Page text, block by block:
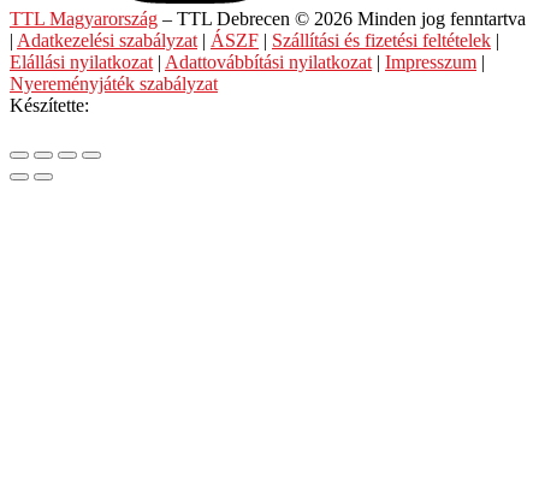
TTL Magyarország – TTL Debrecen © 2026 Minden jog fenntartva
| Adatkezelési szabályzat | ÁSZF | Szállítási és fizetési feltételek |
Elállási nyilatkozat | Adattovábbítási nyilatkozat | Impresszum |
Nyereményjáték szabályzat
Készítette: